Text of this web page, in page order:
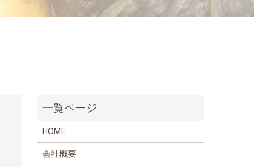
HOME
会社概要